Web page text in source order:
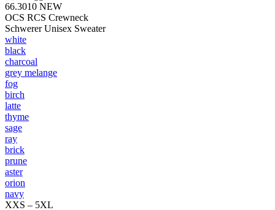
66.3010 NEW
OCS RCS Crewneck
Schwerer Unisex Sweater
white
black
charcoal
grey melange
fog
birch
latte
thyme
sage
ray
brick
prune
aster
orion
navy
XXS – 5XL